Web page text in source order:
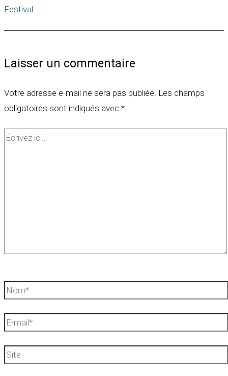
Festival
Laisser un commentaire
Votre adresse e-mail ne sera pas publiée. Les champs
obligatoires sont indiqués avec *
Écrivez
Nom*
E-
Site